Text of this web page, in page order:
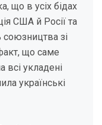
що в усіх бідах
США й Росії та
союзництва зі
що саме
всі укладені
українські